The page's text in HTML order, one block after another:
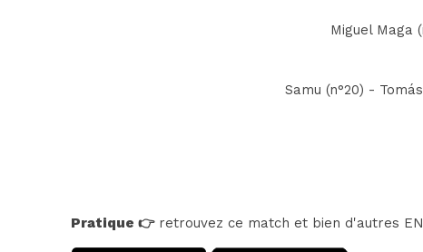
Miguel Maga
Samu (n°20) -
Pratique 👉retrouvez ce match et bien d'autres